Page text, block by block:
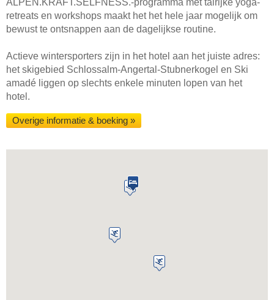
ALPEN.KRAFT.SELFNESS.-programma met talrijke yoga-
retreats en workshops maakt het het hele jaar mogelijk om
bewust te ontsnappen aan de dagelijkse routine.
Actieve wintersporters zijn in het hotel aan het juiste adres:
het skigebied Schlossalm-Angertal-Stubnerkogel en Ski
amadé liggen op slechts enkele minuten lopen van het
hotel.
Overige informatie & boeking »